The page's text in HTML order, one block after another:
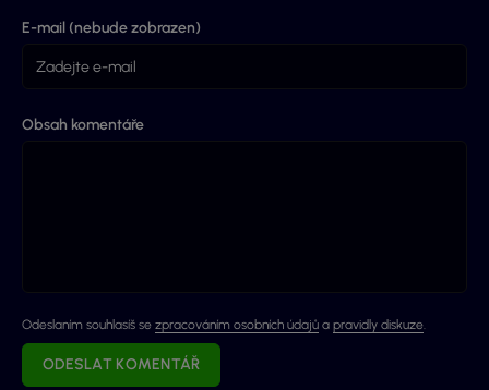
E-mail (nebude zobrazen)
Obsah komentáře
Odeslaním souhlasíš se zpracováním osobních údajů a pravidly diskuze.
ODESLAT KOMENTÁŘ